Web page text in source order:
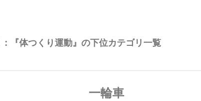
『体つくり運動』の下位カテゴリ一覧
一輪車